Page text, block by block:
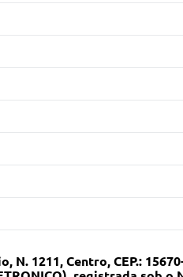
N. 1211, Centro, CEP.: